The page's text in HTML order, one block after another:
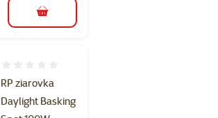
do košíka
RP ziarovka
Daylight Basking